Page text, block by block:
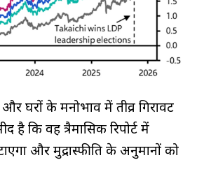
और घरों के मनोभाव में तीव्र गिरावट
है कि वह त्रैमासिक रिपोर्ट में
और मुद्रास्फीति के अनुमानों को